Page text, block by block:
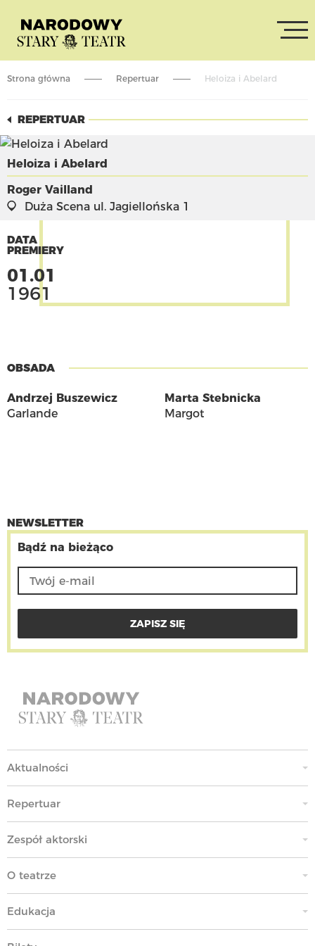
Strona główna Repertuar Heloiza i Abelard
REPERTUAR
Heloiza i Abelard
Roger Vailland
Duża Scena ul. Jagiellońska 1
DATA
PREMIERY
01.01
1961
OBSADA
Andrzej Buszewicz
Garlande
Marta Stebnicka
Margot
NEWSLETTER
Bądź na bieżąco
Aktualności
Repertuar
Zespół aktorski
O teatrze
Edukacja